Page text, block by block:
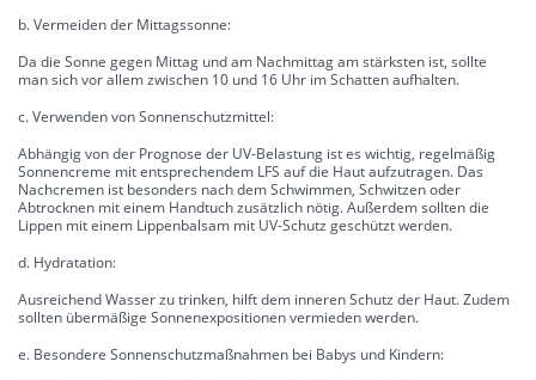
b. Vermeiden der Mittagssonne:
Da die Sonne gegen Mittag und am Nachmittag am stärksten ist, sollte
man sich vor allem zwischen 10 und 16 Uhr im Schatten aufhalten.
c. Verwenden von Sonnenschutzmittel:
Abhängig von der Prognose der UV-Belastung ist es wichtig, regelmäßig
Sonnencreme mit entsprechendem LFS auf die Haut aufzutragen. Das
Nachcremen ist besonders nach dem Schwimmen, Schwitzen oder
Abtrocknen mit einem Handtuch zusätzlich nötig. Außerdem sollten die
Lippen mit einem Lippenbalsam mit UV-Schutz geschützt werden.
d. Hydratation:
Ausreichend Wasser zu trinken, hilft dem inneren Schutz der Haut. Zudem
sollten übermäßige Sonnenexpositionen vermieden werden.
e. Besondere Sonnenschutzmaßnahmen bei Babys und Kindern: